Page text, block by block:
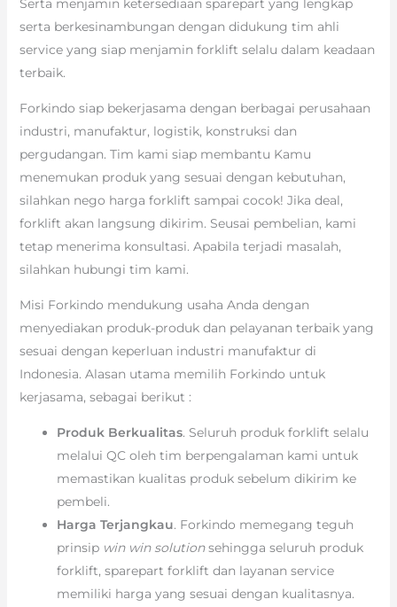
Serta menjamin ketersediaan sparepart yang lengkap
serta berkesinambungan dengan didukung tim ahli
service yang siap menjamin forklift selalu dalam keadaan
terbaik.
Forkindo siap bekerjasama dengan berbagai perusahaan
industri, manufaktur, logistik, konstruksi dan
pergudangan. Tim kami siap membantu Kamu
menemukan produk yang sesuai dengan kebutuhan,
silahkan nego harga forklift sampai cocok! Jika deal,
forklift akan langsung dikirim. Seusai pembelian, kami
tetap menerima konsultasi. Apabila terjadi masalah,
silahkan hubungi tim kami.
Misi Forkindo mendukung usaha Anda dengan
menyediakan produk-produk dan pelayanan terbaik yang
sesuai dengan keperluan industri manufaktur di
Indonesia. Alasan utama memilih Forkindo untuk
kerjasama, sebagai berikut :
Produk Berkualitas. Seluruh produk forklift selalu
melalui QC oleh tim berpengalaman kami untuk
memastikan kualitas produk sebelum dikirim ke
pembeli.
Harga Terjangkau. Forkindo memegang teguh
prinsip win win solutionsehingga seluruh produk
forklift, sparepart forklift dan layanan service
memiliki harga yang sesuai dengan kualitasnya.